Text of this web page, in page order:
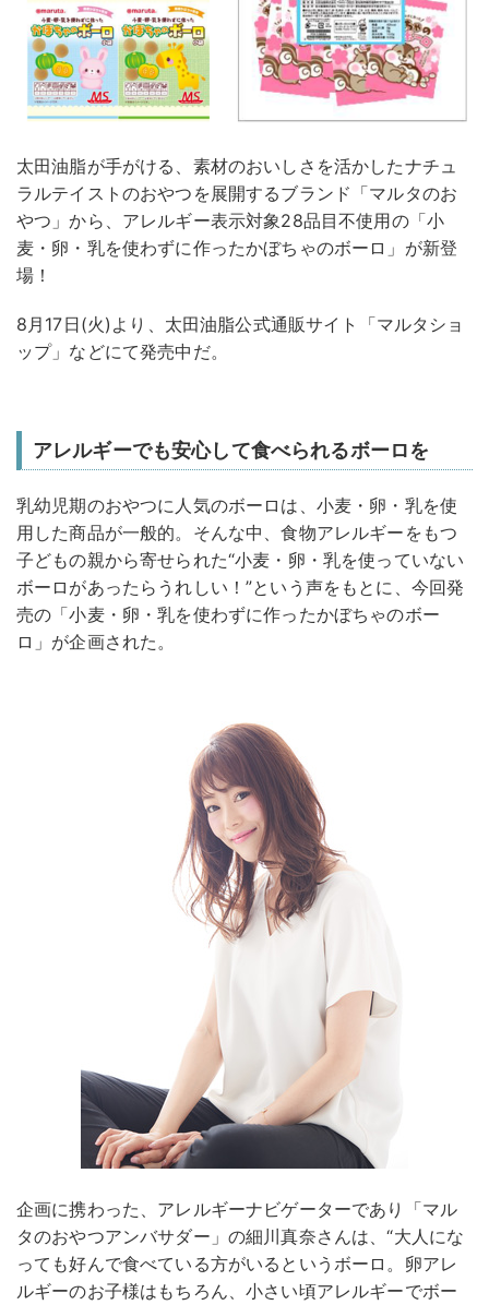
太田油脂が手がける、素材のおいしさを活かしたナチュ
ラルテイストのおやつを展開するブランド「マルタのお
やつ」から、アレルギー表示対象28品目不使用の「小
麦・卵・乳を使わずに作ったかぼちゃのボーロ」が新登
場！
8月17日(火)より、太田油脂公式通販サイト「マルタショ
ップ」などにて発売中だ。
アレルギーでも安心して食べられるボーロを
乳幼児期のおやつに人気のボーロは、小麦・卵・乳を使
用した商品が一般的。そんな中、食物アレルギーをもつ
子どもの親から寄せられた“小麦・卵・乳を使っていない
ボーロがあったらうれしい！”という声をもとに、今回発
売の「小麦・卵・乳を使わずに作ったかぼちゃのボー
ロ」が企画された。
企画に携わった、アレルギーナビゲーターであり「マル
タのおやつアンバサダー」の細川真奈さんは、“大人にな
っても好んで食べている方がいるというボーロ。卵アレ
ルギーのお子様はもちろん、小さい頃アレルギーでボー